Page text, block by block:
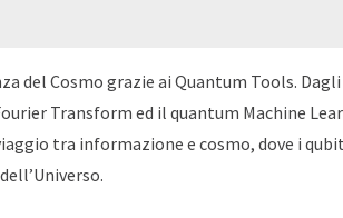
del Cosmo grazie ai Quantum Tools.
Transform ed il quantum Machine
tra informazione e cosmo, dove i